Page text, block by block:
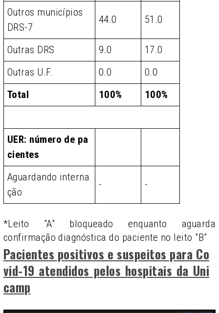
Outros municípios
DRS-7
44.0 51.0
Outras DRS 9.0
17.0
Outras U.F.
0.0
0.0
Total
100% 100%
UER: número de pa
cientes
Aguardando interna
ção
- -
*Leito "A" bloqueado enquanto aguarda
confirmação diagnóstica do paciente no leito "B"
Pacientes positivos e suspeitos para Co
vid-19 atendidos pelos hospitais da Uni
camp